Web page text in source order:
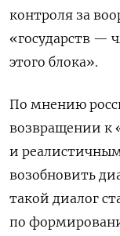
контроля за
«государств —
этого блока».
По мнению
возвращении к
и
возобновить
такой диалог
по